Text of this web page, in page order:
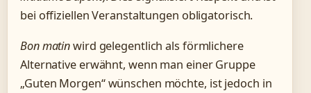
bei offiziellen Veranstaltungen obligatorisch.
Bon matinwird gelegentlich als förmlichere
Alternative erwähnt, wenn man einer Gruppe
„Guten Morgen“ wünschen möchte, ist jedoch in